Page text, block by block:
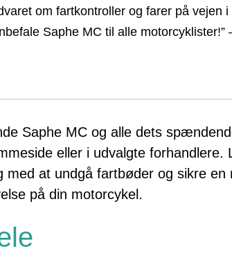
om fartkontroller og farer på vejen
Saphe MC til alle motorcyklister!”
Saphe MC og alle dets
eller i udvalgte forhandlere.
med at undgå fartbøder og sikre en
på din motorcykel.